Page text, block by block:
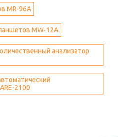
MR-96A
MW-12A
анализатор
2100